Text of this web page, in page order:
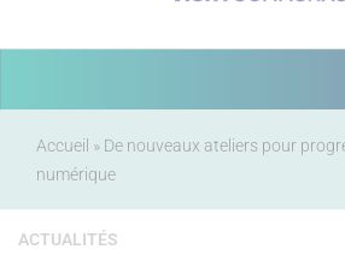
Accueil » De nouveaux ateliers pour
numérique
ACTUALITÉS